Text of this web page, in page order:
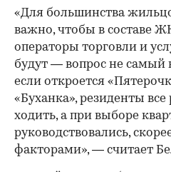
«Для большинства
важно, чтобы в составе
операторы торговли и
будут — вопрос не самый
если откроется
«Буханка», резиденты все
ходить, а при выборе
руководствовались,
факторами», — считает